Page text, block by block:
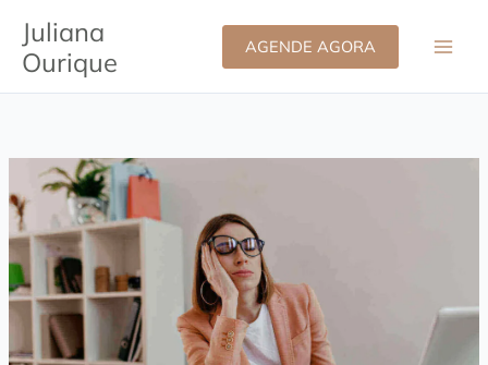
paraJuliana
Ourique
AGENDE AGORA